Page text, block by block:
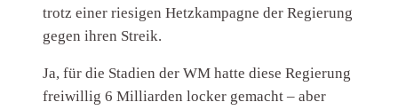
trotz einer riesigen Hetzkampagne der Regierung
gegen ihren Streik.
Ja, für die Stadien der WM hatte diese Regierung
freiwillig 6 Milliarden locker gemacht – aber